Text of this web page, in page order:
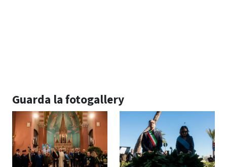
Guarda la fotogallery